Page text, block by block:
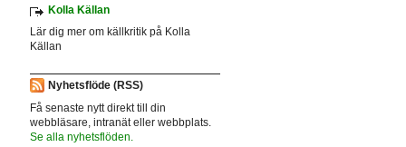
Kolla Källan
Lär dig mer om källkritik på Kolla
Källan
Nyhetsflöde (RSS)
Få senaste nytt direkt till din
webbläsare, intranät eller webbplats.
Se alla nyhetsflöden.